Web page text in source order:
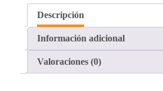
Descripción
Información adicional
Valoraciones (0)